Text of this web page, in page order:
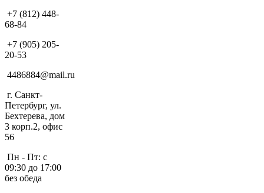
+7 (812) 448-
68-84
+7 (905) 205-
20-53
4486884@mail.ru
г. Санкт-
Петербург, ул.
Бехтерева, дом
3 корп.2, офис
56
Пн - Пт: с
09:30 до 17:00
без обеда